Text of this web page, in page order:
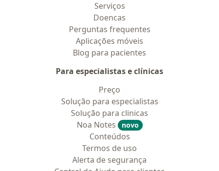
Serviços
Doencas
Perguntas frequentes
Aplicações móveis
Blog para pacientes
Para especialistas e clínicas
Preço
Solução para especialistas
Solução para clinicas
Noa Notes
novo
Conteúdos
Termos de uso
Alerta de segurança